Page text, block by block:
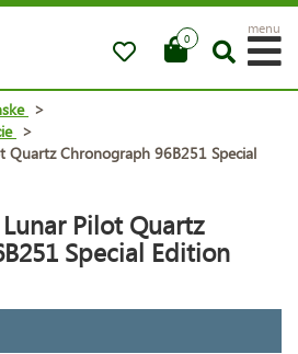
0
menu
>
>
Quartz Chronograph 96B251 Special
Pilot Quartz
Special Edition